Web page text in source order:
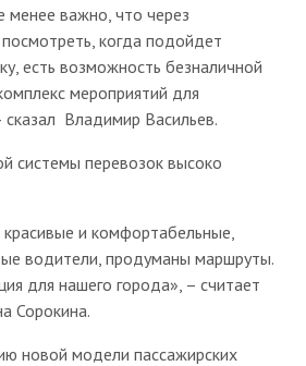
менее важно, что через
когда подойдет
есть возможность безналичной
мероприятий для
Владимир Васильев.
системы перевозок высоко
и комфортабельные,
водители, продуманы маршруты.
для нашего города», – считает
Сорокина.
новой модели пассажирских